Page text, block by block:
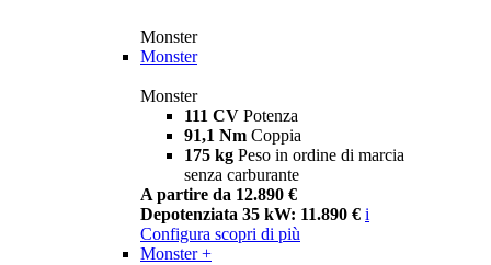
Monster
Monster
Monster
111 CV Potenza
91,1 Nm Coppia
175 kg Peso in ordine di marcia
senza carburante
A partire da 12.890 €
Depotenziata 35 kW: 11.890 € i
Configura scopri di più
Monster +